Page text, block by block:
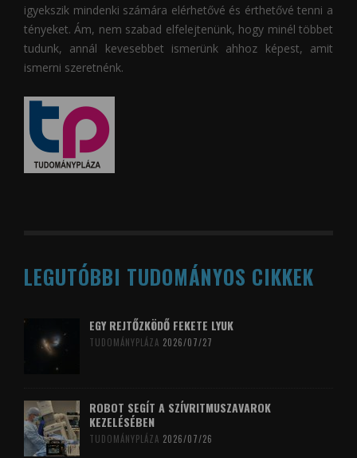
igyekszik mindenki számára elérhetővé és érthetővé tenni a
tényeket. Ám, nem szabad elfelejtenünk, hogy minél többet
tudunk, annál kevesebbet ismerünk ahhoz képest, amit
ismerni szeretnénk.
LEGUTÓBBI TUDOMÁNYOS CIKKEK
EGY REJTŐZKÖDŐ FEKETE LYUK
TUDOMÁNYPLÁZA 2026/07/27
ROBOT SEGÍT A SZÍVRITMUSZAVAROK
KEZELÉSÉBEN
TUDOMÁNYPLÁZA 2026/07/26